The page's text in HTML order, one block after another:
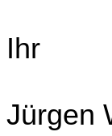
Ihr
Jürgen